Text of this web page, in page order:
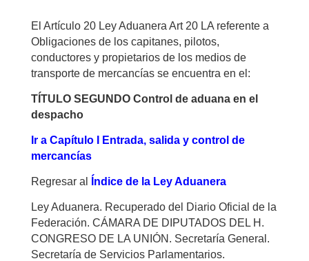
El Artículo 20 Ley Aduanera Art 20 LA referente a
Obligaciones de los capitanes, pilotos,
conductores y propietarios de los medios de
transporte de mercancías se encuentra en el:
TÍTULO SEGUNDO Control de aduana en el
despacho
Ir a Capítulo I Entrada, salida y control de
mercancías
Regresar al Índice de la Ley Aduanera
Ley Aduanera. Recuperado del Diario Oficial de la
Federación. CÁMARA DE DIPUTADOS DEL H.
CONGRESO DE LA UNIÓN. Secretaría General.
Secretaría de Servicios Parlamentarios.